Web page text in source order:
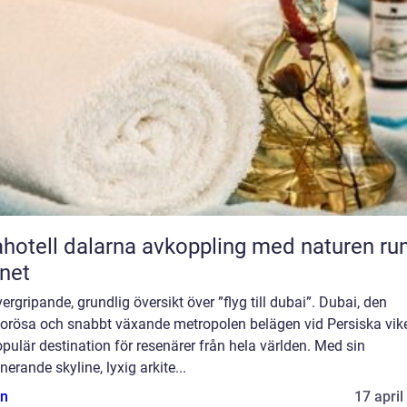
avkoppling med naturen runt
grundlig översikt över ”flyg till dubai”. Dubai, den
och snabbt växande metropolen belägen vid Persiska
destination för resenärer från hela världen. Med sin
skyline, lyxig arkite...
17 april